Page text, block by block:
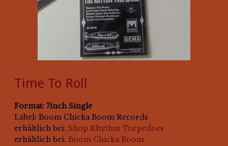
Time To Roll
Format: 7inch Single
Label: Boom Chicka Boom Records
erhältlich bei:Shop Rhythm Torpedoes
erhältlich bei:Boom Chicka Boom